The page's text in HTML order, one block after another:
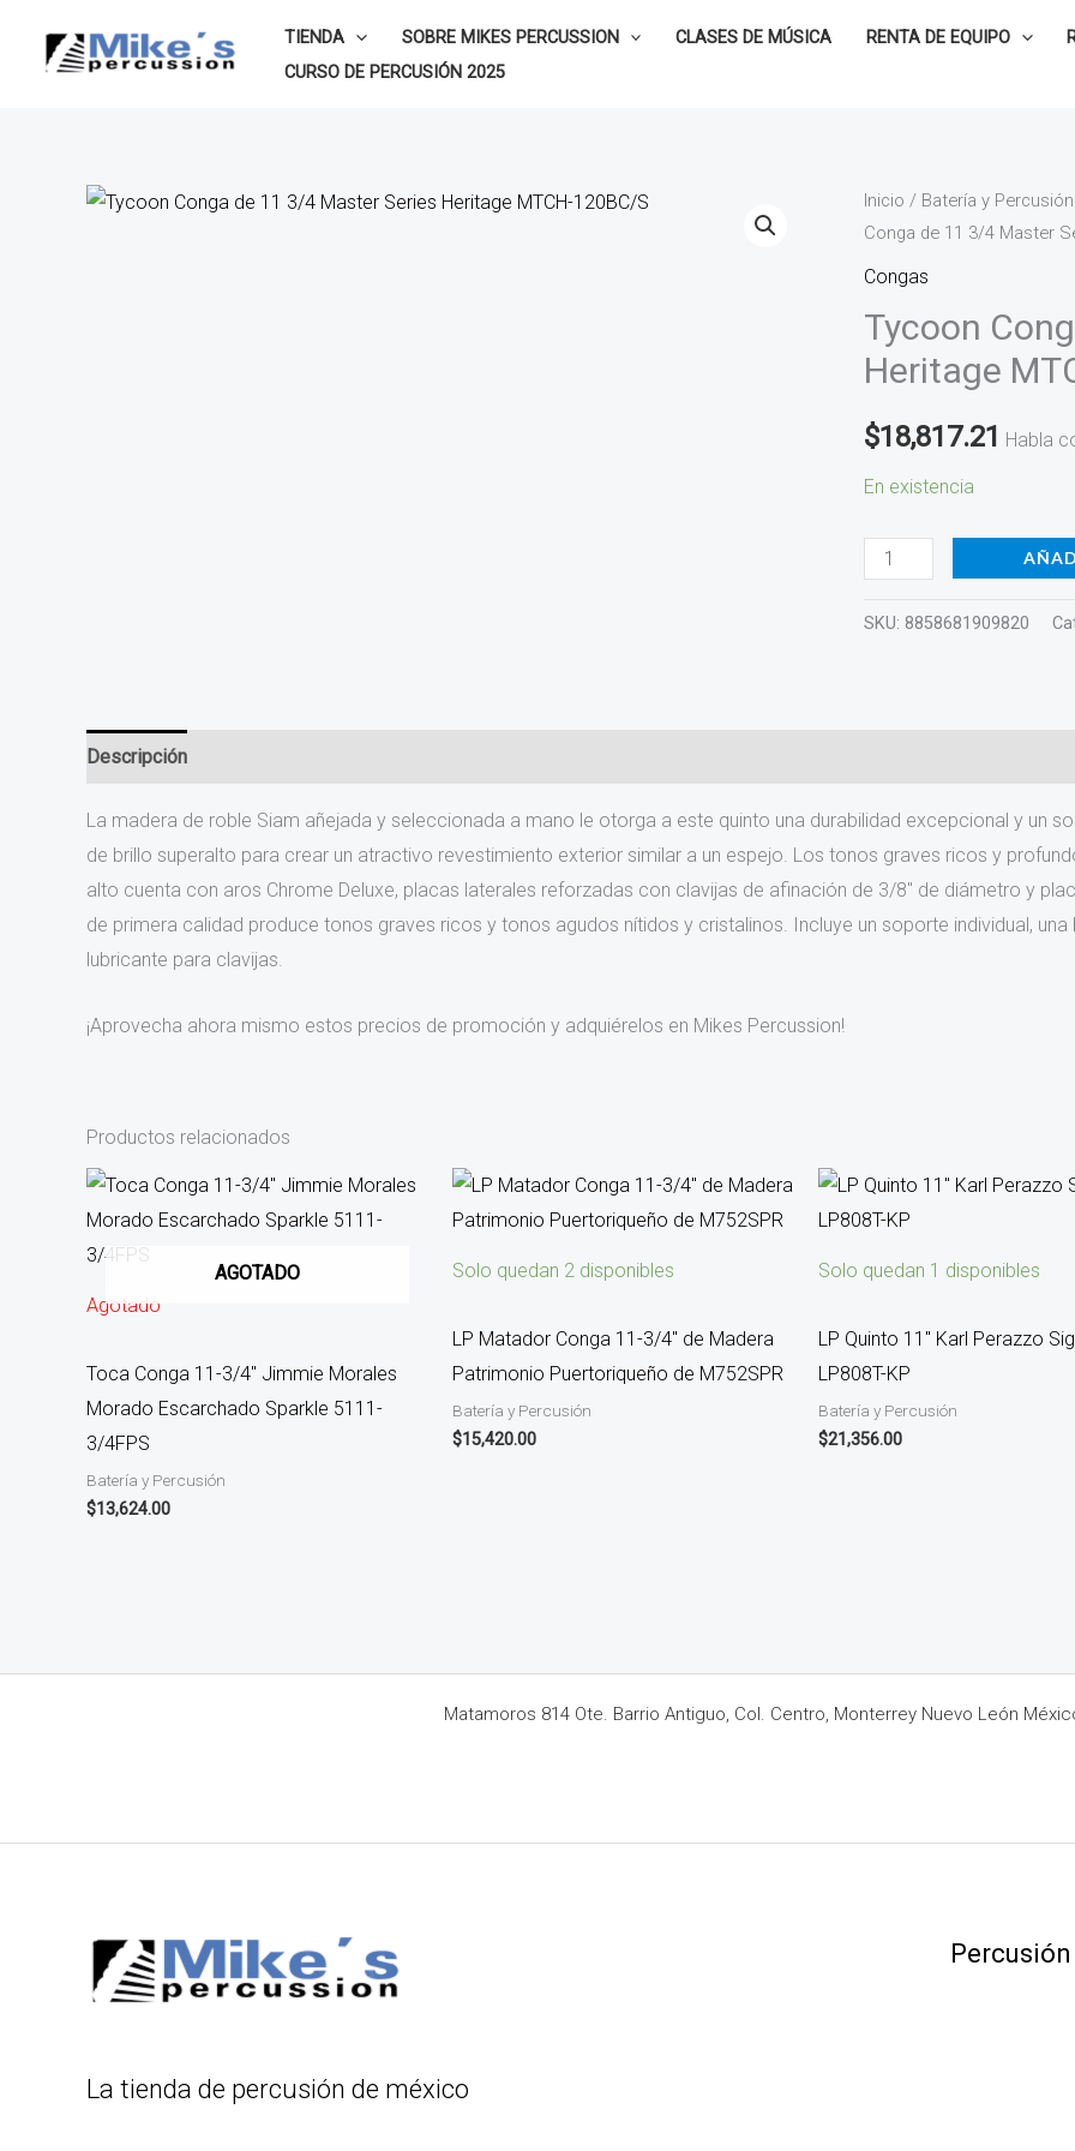
TIENDA SOBRE MIKES PERCUSSION CLASES DE MÚSICA RENTA DE EQUIPO
CURSO DE PERCUSIÓN 2025
Inicio / Batería y Percusión
Conga de 11 3/4 Master
Congas
Tycoon
Heritage
$18,817.21 Habla
En existencia
Tycoon
Conga
de
3/4
Master
Heritage
MTCH-
cantidad
SKU: 8858681909820
Descripción
La madera de roble Siam añejada y seleccionada a mano le otorga a este quinto una durabilidad excepcional y un
de brillo superalto para crear un atractivo revestimiento exterior similar a un espejo. Los tonos graves ricos y
alto cuenta con aros Chrome Deluxe, placas laterales reforzadas con clavijas de afinación de 3/8″ de diámetro y
de primera calidad produce tonos graves ricos y tonos agudos nítidos y cristalinos. Incluye un soporte individual,
lubricante para clavijas.
¡Aprovecha ahora mismo estos precios de promoción y adquiérelos en Mikes Percussion!
Productos relacionados
AGOTADO
Agotado
Toca Conga 11-3/4″ Jimmie Morales
Morado Escarchado Sparkle 5111-
3/4FPS
Batería y Percusión
$13,624.00
Solo quedan 2 disponibles
LP Matador Conga 11-3/4″ de Madera
Patrimonio Puertoriqueño de M752SPR
Batería y Percusión
$15,420.00
Solo quedan 1 disponibles
LP Quinto 11″ Karl Perazzo
LP808T-KP
Batería y Percusión
$21,356.00
Matamoros 814 Ote. Barrio Antiguo, Col. Centro, Monterrey Nuevo León
La tienda de percusión de méxico
Percusión